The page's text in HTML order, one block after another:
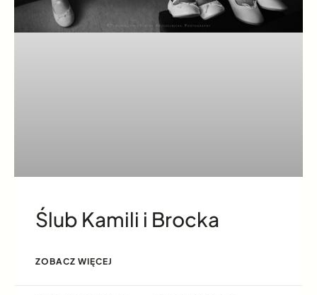
Ślub Kamili i Brocka
ZOBACZ WIĘCEJ